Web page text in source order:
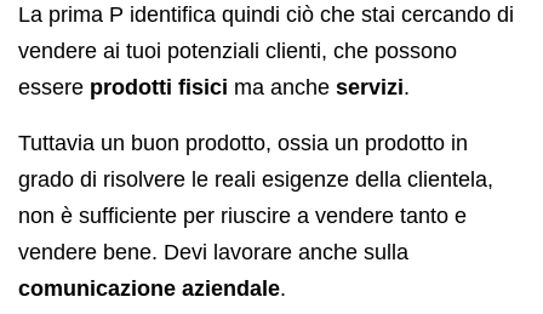
La prima P identifica quindi ciò che stai cercando di
vendere ai tuoi potenziali clienti, che possono
essere prodotti fisici ma anche servizi.
Tuttavia un buon prodotto, ossia un prodotto in
grado di risolvere le reali esigenze della clientela,
non è sufficiente per riuscire a vendere tanto e
vendere bene. Devi lavorare anche sulla
comunicazione aziendale.